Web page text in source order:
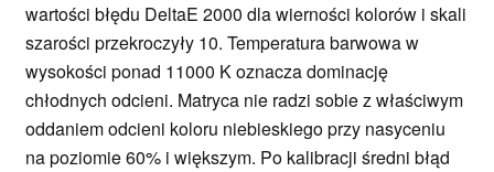
wartości błędu DeltaE 2000 dla wierności kolorów i skali
szarości przekroczyły 10. Temperatura barwowa w
wysokości ponad 11000 K oznacza dominację
chłodnych odcieni. Matryca nie radzi sobie z właściwym
oddaniem odcieni koloru niebieskiego przy nasyceniu
na poziomie 60% i większym. Po kalibracji średni błąd